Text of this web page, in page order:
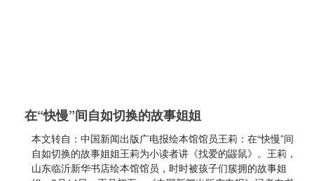
在“快慢”间自如切换的故事姐姐
本文转自：中国新闻出版广电报绘本馆馆员王莉：在“快慢”间
自如切换的故事姐姐王莉为小读者讲《找爱的鼹鼠》。王莉，
山东临沂新华书店绘本馆馆员，时时被孩子们簇拥的故事姐